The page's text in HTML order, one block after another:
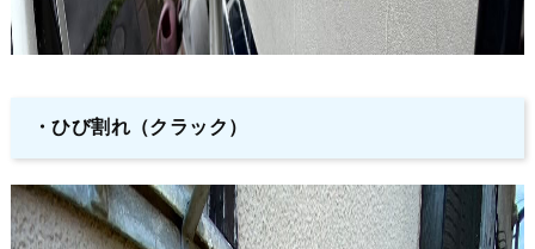
・ひび割れ（クラック）